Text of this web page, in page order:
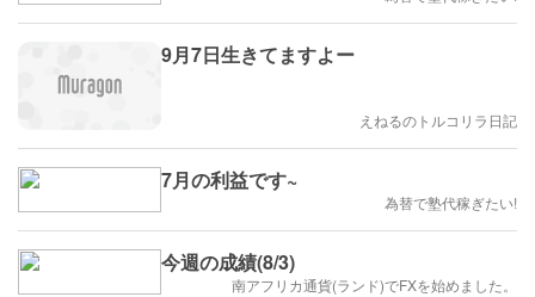
9月7日生きてますよー
えねるのトルコリラ日記
7月の利益です~
為替で塾代稼ぎたい!
今週の成績(8/3)
南アフリカ通貨(ランド)でFXを始めました。